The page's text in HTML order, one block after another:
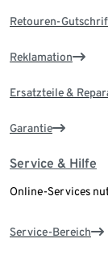
Retouren-
Reklamation
Ersatzteile &
Garantie
Service & Hilfe
Online-Services
Service-Bereich